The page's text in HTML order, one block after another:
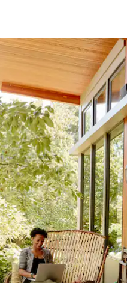
para cima e para baixo do